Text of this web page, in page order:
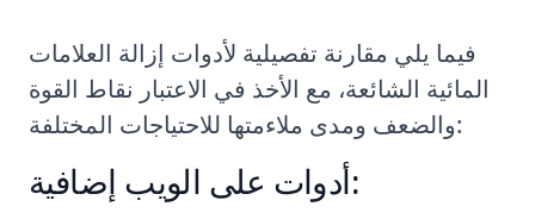
فيما يلي مقارنة تفصيلية لأدوات إزالة العلامات
المائية الشائعة، مع الأخذ في الاعتبار نقاط القوة
والضعف ومدى ملاءمتها للاحتياجات المختلفة:
أدوات على الويب إضافية: